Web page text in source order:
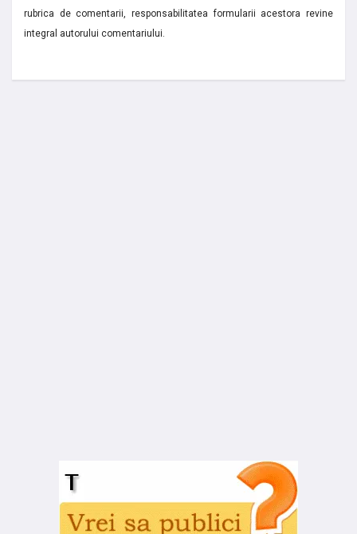
rubrica de comentarii, responsabilitatea formularii acestora revine
integral autorului comentariului.